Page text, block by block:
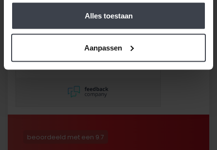
Alles toestaan
Aanpassen
10/10 Bob
garantie om de
onvermijdelijke scheuren na
2,5 jaar te laten repareren
en dat hebben ze super
netjes gedaan!
beoordeeld met een 9.7